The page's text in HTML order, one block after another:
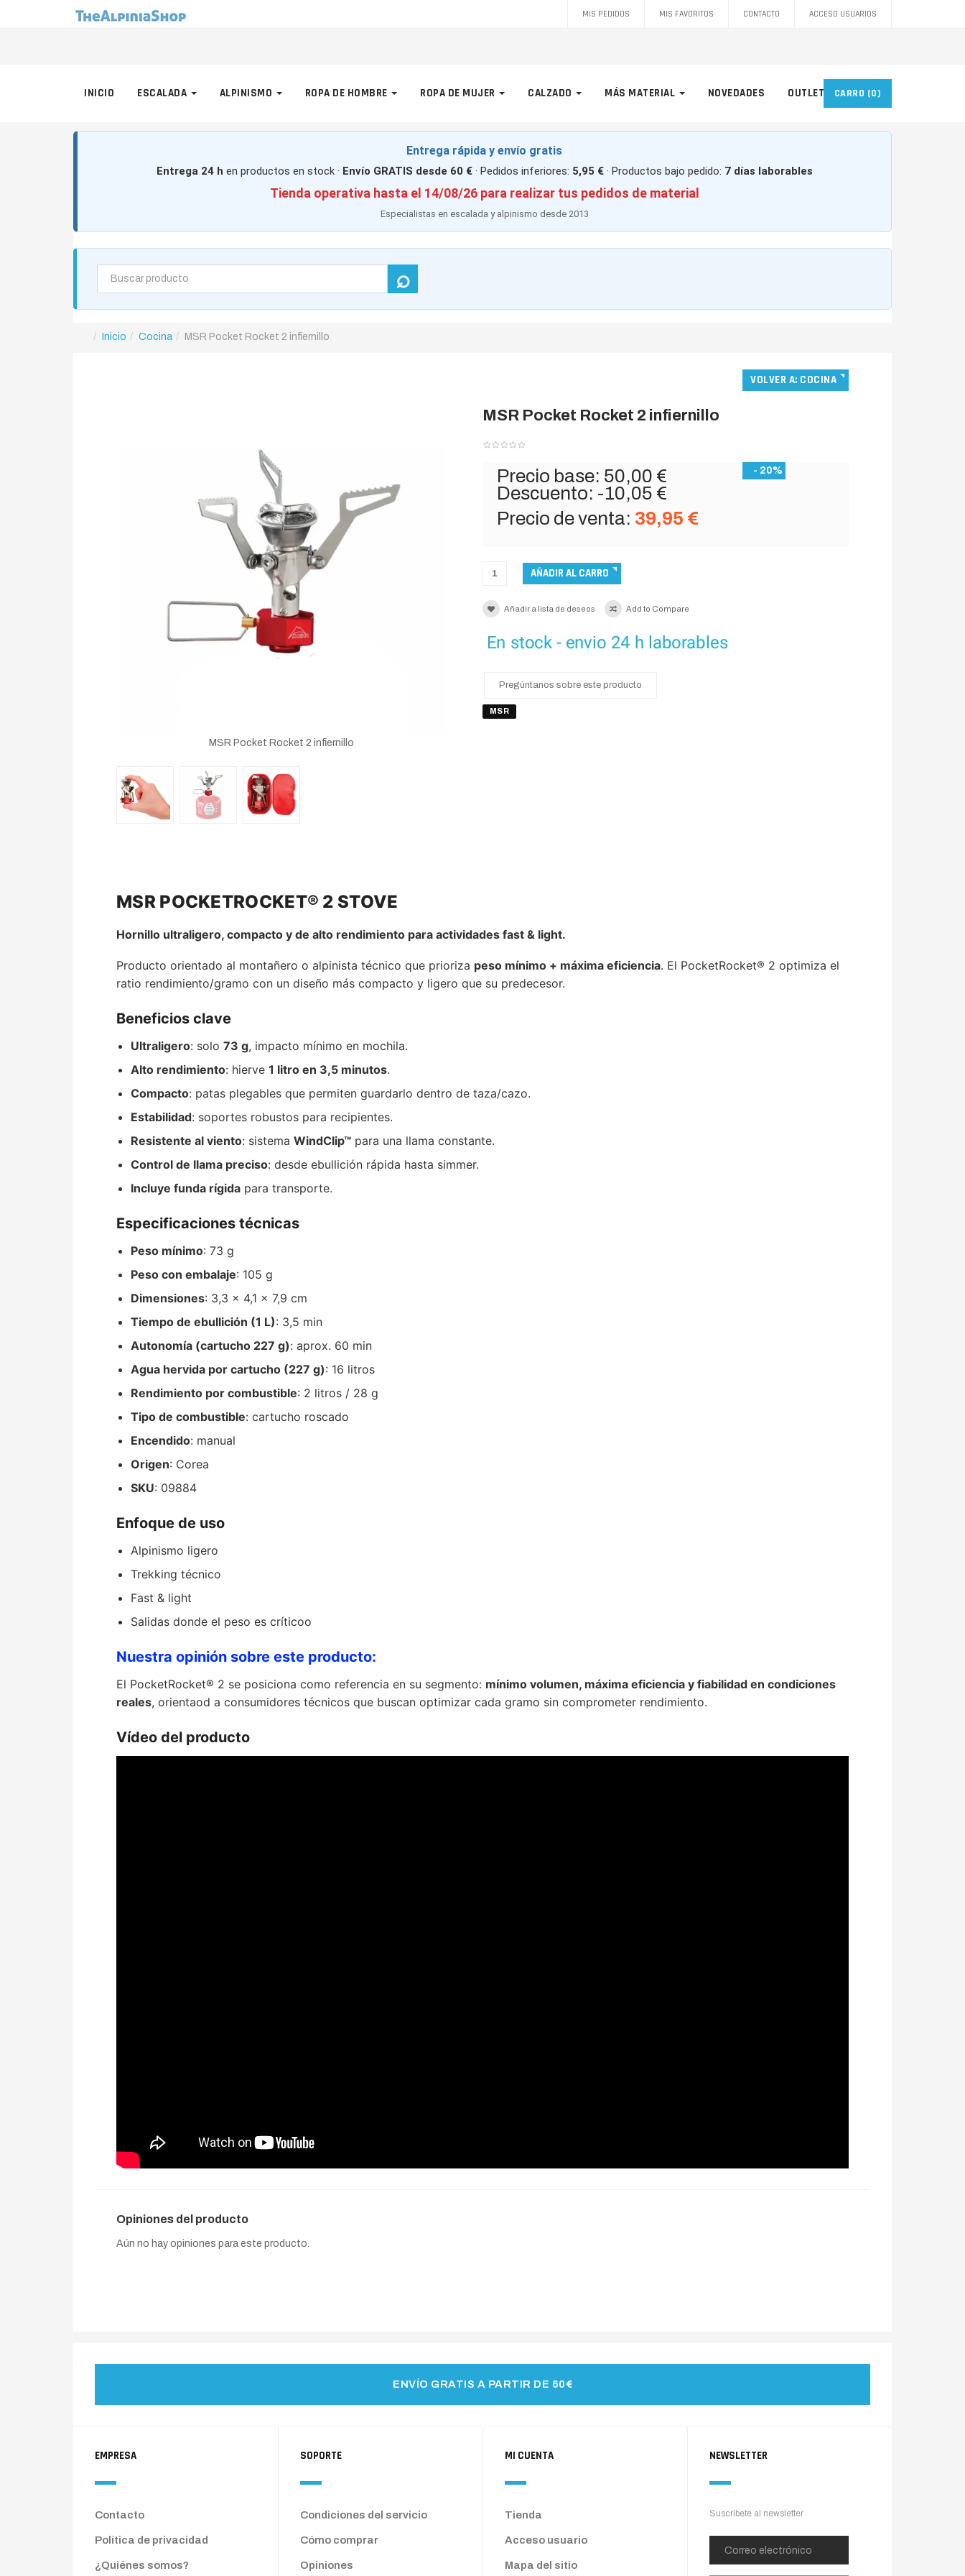
MIS PEDIDOS MIS FAVORITOS CONTACTO ACCESO USUARIOS
INICIO ESCALADA ALPINISMO ROPA DE HOMBRE ROPA DE MUJER CALZADO MÁS MATERIAL NOVEDADES OUTLET CARRO (0)
Entrega rápida y envío gratis
Entrega 24 h en productos en stock · Envío GRATIS desde 60 €· Pedidos inferiores: 5,95 €· Productos bajo pedido: 7 días laborables
Tienda operativa hasta el 14/08/26 para realizar tus pedidos de material
Especialistas en escalada y alpinismo desde 2013
Inicio Cocina MSR Pocket Rocket 2 infiernillo
VOLVER A: COCINA
MSR Pocket Rocket 2 infiernillo
MSR Pocket Rocket 2 infiernillo
- 20%
Precio base: 50,00 €
Descuento: -10,05 €
Precio de venta: 39,95 €
Añadir a lista de deseos Add to Compare
Pregúntanos sobre este producto
MSR
MSR POCKETROCKET® 2 STOVE
Hornillo ultraligero, compacto y de alto rendimiento para actividades fast & light.
Producto orientado al montañero o alpinista técnico que prioriza peso mínimo + máxima eficiencia. El PocketRocket® 2 optimiza el
ratio rendimiento/gramo con un diseño más compacto y ligero que su predecesor.
Beneficios clave
Ultraligero: solo 73 g, impacto mínimo en mochila.
Alto rendimiento: hierve 1 litro en 3,5 minutos.
Compacto: patas plegables que permiten guardarlo dentro de taza/cazo.
Estabilidad: soportes robustos para recipientes.
Resistente al viento: sistema WindClip™ para una llama constante.
Control de llama preciso: desde ebullición rápida hasta simmer.
Incluye funda rígida para transporte.
Especificaciones técnicas
Peso mínimo: 73 g
Peso con embalaje: 105 g
Dimensiones: 3,3 x 4,1 x 7,9 cm
Tiempo de ebullición (1 L): 3,5 min
Autonomía (cartucho 227 g): aprox. 60 min
Agua hervida por cartucho (227 g): 16 litros
Rendimiento por combustible: 2 litros / 28 g
Tipo de combustible: cartucho roscado
Encendido: manual
Origen: Corea
SKU: 09884
Enfoque de uso
Alpinismo ligero
Trekking técnico
Fast & light
Salidas donde el peso es críticoo
Nuestra opinión sobre este producto:
El PocketRocket® 2 se posiciona como referencia en su segmento: mínimo volumen, máxima eficiencia y fiabilidad en condiciones
reales, orientaod a consumidores técnicos que buscan optimizar cada gramo sin comprometer rendimiento.
Vídeo del producto
Opiniones del producto
Aún no hay opiniones para este producto.
ENVÍO GRATIS A PARTIR DE 60€
EMPRESA
Contacto
Política de privacidad
¿Quiénes somos?
SOPORTE
Condiciones del servicio
Cómo comprar
Opiniones
MI CUENTA
Tienda
Acceso usuario
Mapa del sitio
NEWSLETTER
Suscríbete al newsletter